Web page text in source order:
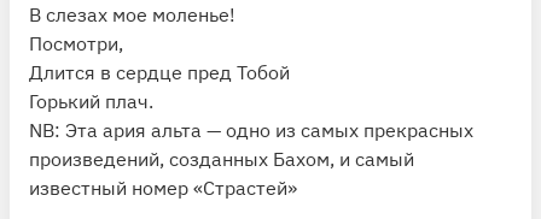
В слезах мое моленье!
Посмотри,
Длится в сердце пред Тобой
Горький плач.
NB: Эта ария альта — одно из самых прекрасных
произведений, созданных Бахом, и самый
известный номер «Страстей»